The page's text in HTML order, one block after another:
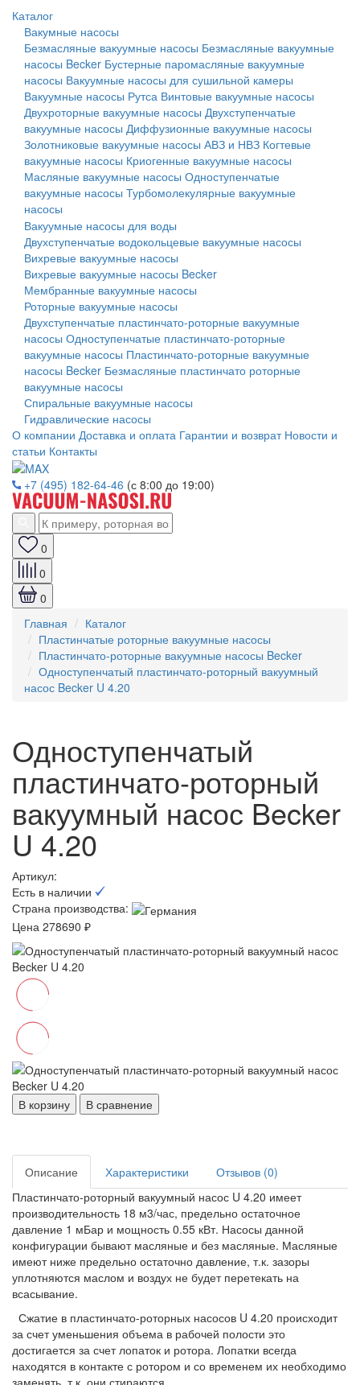
Каталог
Вакумные насосы
Безмасляные вакуумные насосы Безмасляные вакуумные
насосы Becker Бустерные паромасляные вакуумные
насосы Вакуумные насосы для сушильной камеры
Вакуумные насосы Рутса Винтовые вакуумные насосы
Двухроторные вакуумные насосы Двухступенчатые
вакуумные насосы Диффузионные вакуумные насосы
Золотниковые вакуумные насосы АВЗ и НВЗ Когтевые
вакуумные насосы Криогенные вакуумные насосы
Масляные вакуумные насосы Одноступенчатые
вакуумные насосы Турбомолекулярные вакуумные
насосы
Вакуумные насосы для воды
Двухступенчатые водокольцевые вакуумные насосы
Вихревые вакуумные насосы
Вихревые вакуумные насосы Becker
Мембранные вакуумные насосы
Роторные вакуумные насосы
Двухступенчатые пластинчато-роторные вакуумные
насосы Одноступенчатые пластинчато-роторные
вакуумные насосы Пластинчато-роторные вакуумные
насосы Becker Безмасляные пластинчато роторные
вакуумные насосы
Спиральные вакуумные насосы
Гидравлические насосы
О компании Доставка и оплата Гарантии и возврат Новости и
статьи Контакты
+7 (495) 182-64-46 (с 8:00 до 19:00)
0
0
0
Главная
Каталог
Пластинчатые роторные вакуумные насосы
Пластинчато-роторные вакуумные насосы Becker
Одноступенчатый пластинчато-роторный вакуумный
насос Becker U 4.20
Одноступенчатый
пластинчато-роторный
вакуумный насос Becker
U 4.20
Артикул:
Есть в наличии
Страна производства:
Цена 278690 ₽
В корзину В сравнение
Описание Характеристики
Отзывов (0)
Пластинчато-роторный вакуумный насос U 4.20 имеет
производительность 18 м3/час, предельно остаточное
давление 1 мБар и мощность 0.55 кВт. Насосы данной
конфигурации бывают масляные и без масляные. Масляные
имеют ниже предельно остаточно давление, т.к. зазоры
уплотняются маслом и воздух не будет перетекать на
всасывание.
Сжатие в пластинчато-роторных насосов U 4.20 происходит
за счет уменьшения объема в рабочей полости это
достигается за счет лопаток и ротора. Лопатки всегда
находятся в контакте с ротором и со временем их необходимо
заменять, т.к. они стираются.